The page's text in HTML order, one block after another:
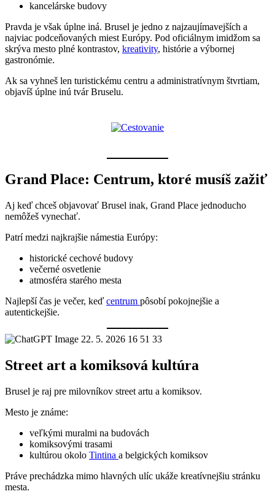
kancelárske budovy
Pravda je však úplne iná. Brusel je jedno z najzaujímavejších a
najviac podceňovaných miest Európy. Pod oficiálnym imidžom sa
skrýva mesto plné kontrastov, kreativity, histórie a výbornej
gastronómie.
Ak sa vyhneš len turistickému centru a administratívnym štvrtiam,
objavíš úplne inú tvár Bruselu.
Grand Place: Centrum, ktoré musíš zažiť
Aj keď chceš objavovať Brusel inak, Grand Place jednoducho
nemôžeš vynechať.
Patrí medzi najkrajšie námestia Európy:
historické cechové budovy
večerné osvetlenie
atmosféra starého mesta
Najlepší čas je večer, keď centrum pôsobí pokojnejšie a
autentickejšie.
Street art a komiksová kultúra
Brusel je raj pre milovníkov street artu a komiksov.
Mesto je známe:
veľkými muralmi na budovách
komiksovými trasami
kultúrou okolo Tintina a belgických komiksov
Práve prechádzka mimo hlavných ulíc ukáže kreatívnejšiu stránku
mesta.